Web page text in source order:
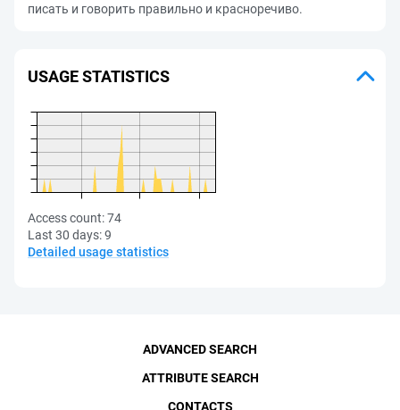
писать и говорить правильно и красноречиво.
USAGE STATISTICS
Access count:74
Last 30 days:9
Detailed usage statistics
ADVANCED SEARCH
ATTRIBUTE SEARCH
CONTACTS